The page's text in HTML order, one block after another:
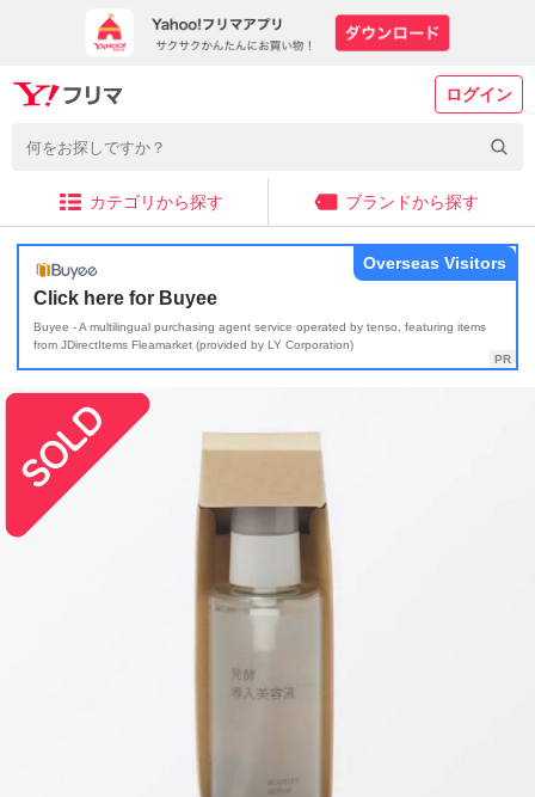
ログイン
カテゴリから探す ブランドから探す
Click here for Buyee
Buyee - A multilingual purchasing agent service operated by tenso, featuring items
from JDirectItems Fleamarket (provided by LY Corporation)
Overseas Visitors